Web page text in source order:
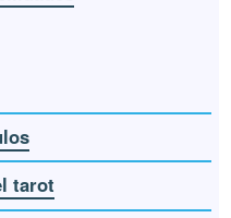
tarot